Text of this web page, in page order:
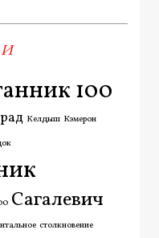
100
Келдыш Кэмерон
Сагалевич
столкновение